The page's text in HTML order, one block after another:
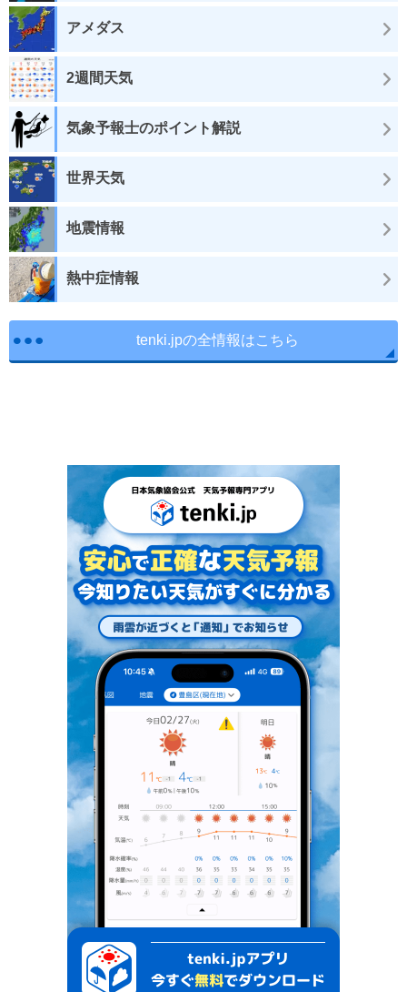
アメダス
2週間天気
気象予報士のポイント解説
世界天気
地震情報
熱中症情報
tenki.jpの全情報はこちら